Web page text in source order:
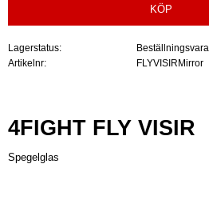
KÖP
Lagerstatus
Beställningsvara
Artikelnr
FLYVISIRMirror
4FIGHT FLY VISIR
Spegelglas